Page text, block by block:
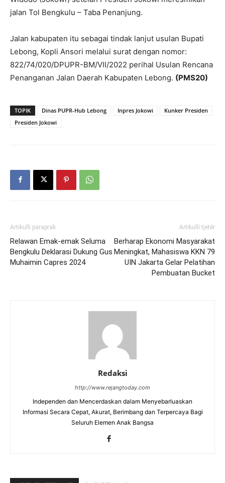
jalan Tol Bengkulu – Taba Penanjung.
Jalan kabupaten itu sebagai tindak lanjut usulan Bupati
Lebong, Kopli Ansori melalui surat dengan nomor:
822/74/020/DPUPR-BM/VII/2022 perihal Usulan Rencana
Penanganan Jalan Daerah Kabupaten Lebong. (PMS20)
TOPIK Dinas PUPR-Hub Lebong Inpres Jokowi
Kunker Presiden
Presiden Jokowi
Artikulli paraprak
Relawan Emak-emak Seluma
Bengkulu Deklarasi Dukung Gus
Muhaimin Capres 2024
Artikulli tjetër
Berharap Ekonomi Masyarakat
Meningkat, Mahasiswa KKN 79
UIN Jakarta Gelar Pelatihan
Pembuatan Bucket
Redaksi
http://www.rejangtoday.com
Independen dan Mencerdaskan dalam Menyebarluaskan
Informasi Secara Cepat, Akurat, Berimbang dan Terpercaya Bagi
Seluruh Elemen Anak Bangsa